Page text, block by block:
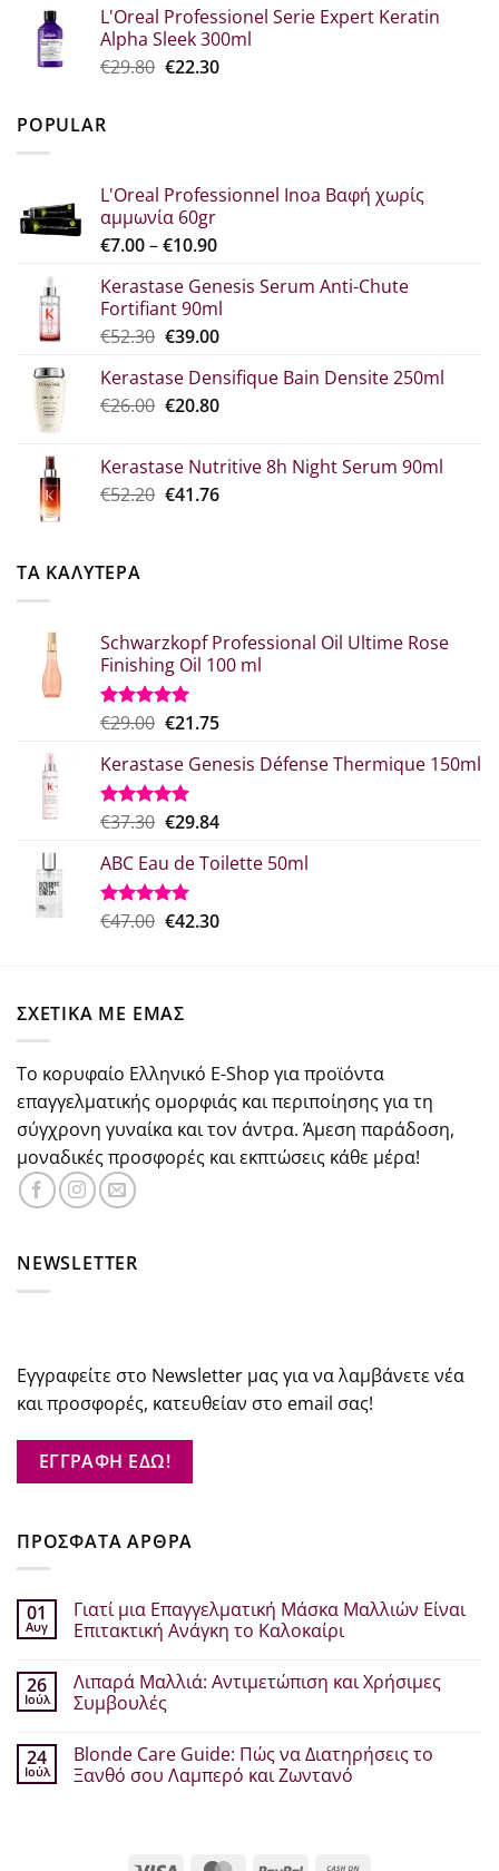
was:
€34.60.
τιμή
είναι:
€25.90.
L'Oreal Professionel Serie Expert Keratin
Alpha Sleek 300ml
€29.80 Original
€22.30Η
POPULAR
L'Oreal Professionnel Inoa Βαφή χωρίς
αμμωνία 60gr
€7.00–€10.90Price
€7.00
through
€10.90
Kerastase Genesis Serum Anti-Chute
Fortifiant 90ml
€52.30 Original
was:
€52.30.
€39.00Η
τιμή
είναι:
Kerastase Densifique Bain Densite 250ml
€26.00 Original
€26.00.
€20.80Η
είναι:
€20.80.
Kerastase Nutritive 8h Night Serum 90ml
€52.20 Original
€41.76Η
ΤΑ ΚΑΛΥΤΕΡΑ
Schwarzkopf Professional Oil Ultime Rose
Finishing Oil 100 ml
Βαθμολογήθηκε
από 5
€29.00 Original
was:
€29.00.
€21.75Η
τιμή
€21.75.
Kerastase Genesis Défense Thermique 150ml
Βαθμολογήθηκε
από 5
€37.30 Original
was:
€37.30.
€29.84Η
τιμή
€29.84.
ABC Eau de Toilette 50ml
Βαθμολογήθηκε
€47.00 Original
€42.30Η
ΣΧΕΤΙΚΑ ΜΕ ΕΜΑΣ
Το κορυφαίο Ελληνικό E-Shop για προϊόντα
επαγγελματικής ομορφιάς και περιποίησης για τη
σύγχρονη γυναίκα και τον άντρα. Άμεση παράδοση,
μοναδικές προσφορές και εκπτώσεις κάθε μέρα!
NEWSLETTER
Εγγραφείτε στο Newsletter μας για να λαμβάνετε νέα
και προσφορές, κατευθείαν στο email σας!
ΕΓΓΡΑΦΗ ΕΔΩ!
ΠΡΟΣΦΑΤΑ ΑΡΘΡΑ
01
Αυγ
Γιατί μια Επαγγελματική Μάσκα Μαλλιών Είναι
Επιτακτική Ανάγκη το Καλοκαίρι
σχόλια
στο
Γιατί
Μάσκα
Μαλλιών
Είναι
26
Ιούλ
Λιπαρά Μαλλιά: Αντιμετώπιση και Χρήσιμες
Συμβουλές
σχόλια
στο
Λιπαρά
24
Ιούλ
Blonde Care Guide: Πώς να Διατηρήσεις το
Ξανθό σου Λαμπερό και Ζωντανό